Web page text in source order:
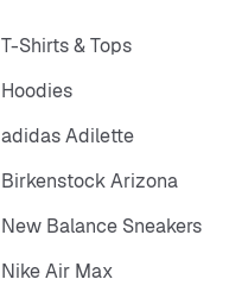
T-Shirts & Tops
Hoodies
adidas Adilette
Birkenstock Arizona
New Balance Sneakers
Nike Air Max